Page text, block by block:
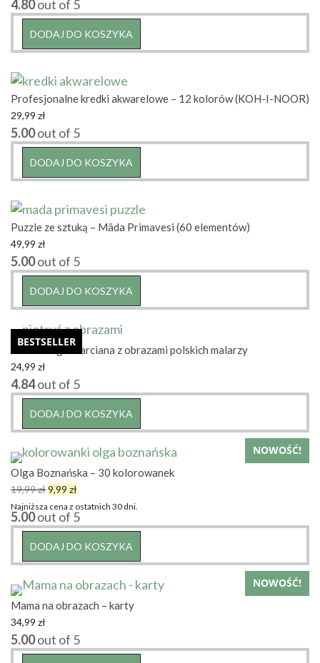
4.80out of 5
DODAJ DO KOSZYKA
Profesjonalne kredki akwarelowe – 12 kolorów (KOH-I-NOOR)
29,99 zł
5.00out of 5
DODAJ DO KOSZYKA
Puzzle ze sztuką – Mäda Primavesi (60 elementów)
49,99 zł
5.00out of 5
DODAJ DO KOSZYKA
BESTSELLER
Piotruś – gra karciana z obrazami polskich malarzy
24,99 zł
4.84out of 5
DODAJ DO KOSZYKA
NOWOŚĆ!
Olga Boznańska – 30 kolorowanek
19,99złPierwotna
cena
wynosiła:
9,99 zł
cena
wynosi:
Najniższa cena z ostatnich 30 dni.
5.00out of 5
DODAJ DO KOSZYKA
NOWOŚĆ!
Mama na obrazach – karty
34,99 zł
5.00out of 5